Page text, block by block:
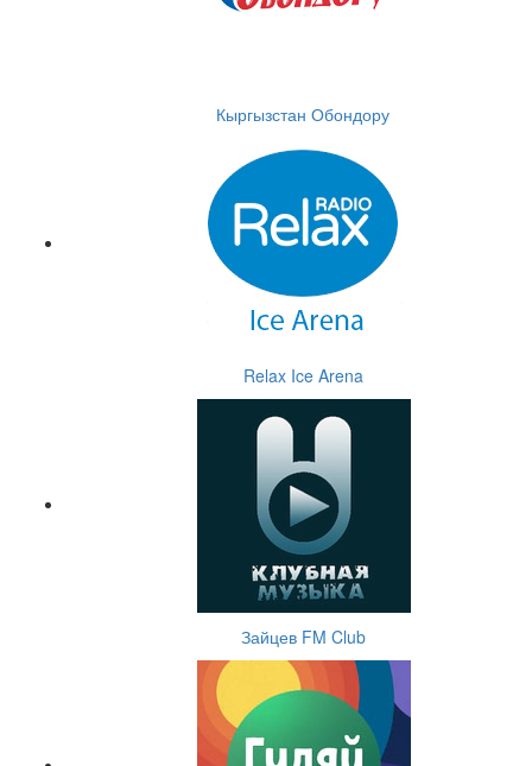
Кыргызстан Обондору
Relax Ice Arena
Зайцев FM Club